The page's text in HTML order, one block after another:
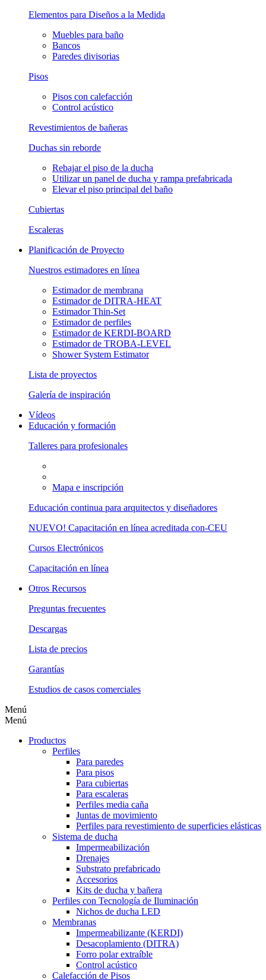
Elementos para Diseños a la Medida
Muebles para baño
Bancos
Paredes divisorias
Pisos
Pisos con calefacción
Control acústico
Revestimientos de bañeras
Duchas sin reborde
Rebajar el piso de la ducha
Utilizar un panel de ducha y rampa prefabricada
Elevar el piso principal del baño
Cubiertas
Escaleras
Planificación de Proyecto
Nuestros estimadores en línea
Estimador de membrana
Estimador de DITRA-HEAT
Estimador Thin-Set
Estimador de perfiles
Estimador de KERDI-BOARD
Estimador de TROBA-LEVEL
Shower System Estimator
Lista de proyectos
Galería de inspiración
Vídeos
Educación y formación
Talleres para profesionales
Mapa e inscripción
Educación continua para arquitectos y diseñadores
NUEVO! Capacitación en línea acreditada con-CEU
Cursos Electrónicos
Capacitación en línea
Otros Recursos
Preguntas frecuentes
Descargas
Lista de precios
Garantías
Estudios de casos comerciales
Menú
Menú
Productos
Perfiles
Para paredes
Para pisos
Para cubiertas
Para escaleras
Perfiles media caña
Juntas de movimiento
Perfiles para revestimiento de superficies elásticas
Sistema de ducha
Impermeabilización
Drenajes
Substrato prefabricado
Accesorios
Kits de ducha y bañera
Perfiles con Tecnología de Iluminación
Nichos de ducha LED
Membranas
Impermeabilizante (KERDI)
Desacoplamiento (DITRA)
Forro polar extraíble
Control acústico
Calefacción de Pisos